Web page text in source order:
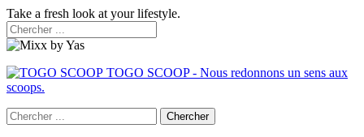
Take a fresh look at your lifestyle.
TOGO SCOOP - Nous redonnons un sens aux
scoops.